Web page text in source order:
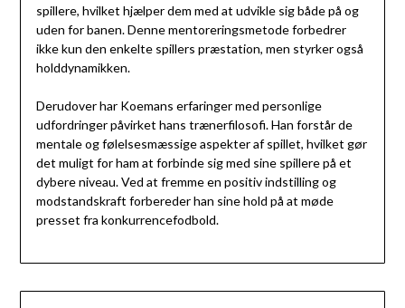
spillere, hvilket hjælper dem med at udvikle sig både på og
uden for banen. Denne mentoreringsmetode forbedrer
ikke kun den enkelte spillers præstation, men styrker også
holddynamikken.
Derudover har Koemans erfaringer med personlige
udfordringer påvirket hans trænerfilosofi. Han forstår de
mentale og følelsesmæssige aspekter af spillet, hvilket gør
det muligt for ham at forbinde sig med sine spillere på et
dybere niveau. Ved at fremme en positiv indstilling og
modstandskraft forbereder han sine hold på at møde
presset fra konkurrencefodbold.